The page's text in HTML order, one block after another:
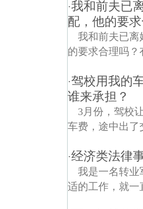
·我和前夫已
配，他的要
我和前夫已离
的要求合理吗？
·驾校用我的
谁来承担？
3月份，驾校
车费，途中出了
·经济类法律
我是一名转业
适的工作，就一